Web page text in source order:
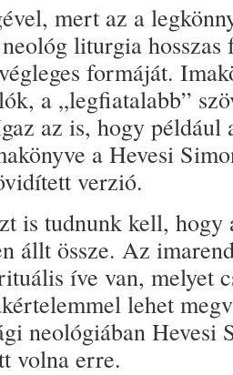
mert az a
liturgia
formáját.
a „legfiatalabb”
az is, hogy
a Hevesi
verzió.
is tudnunk kell,
állt össze. Az
íve van, melyet
lehet
neológiában Hevesi
volna erre.